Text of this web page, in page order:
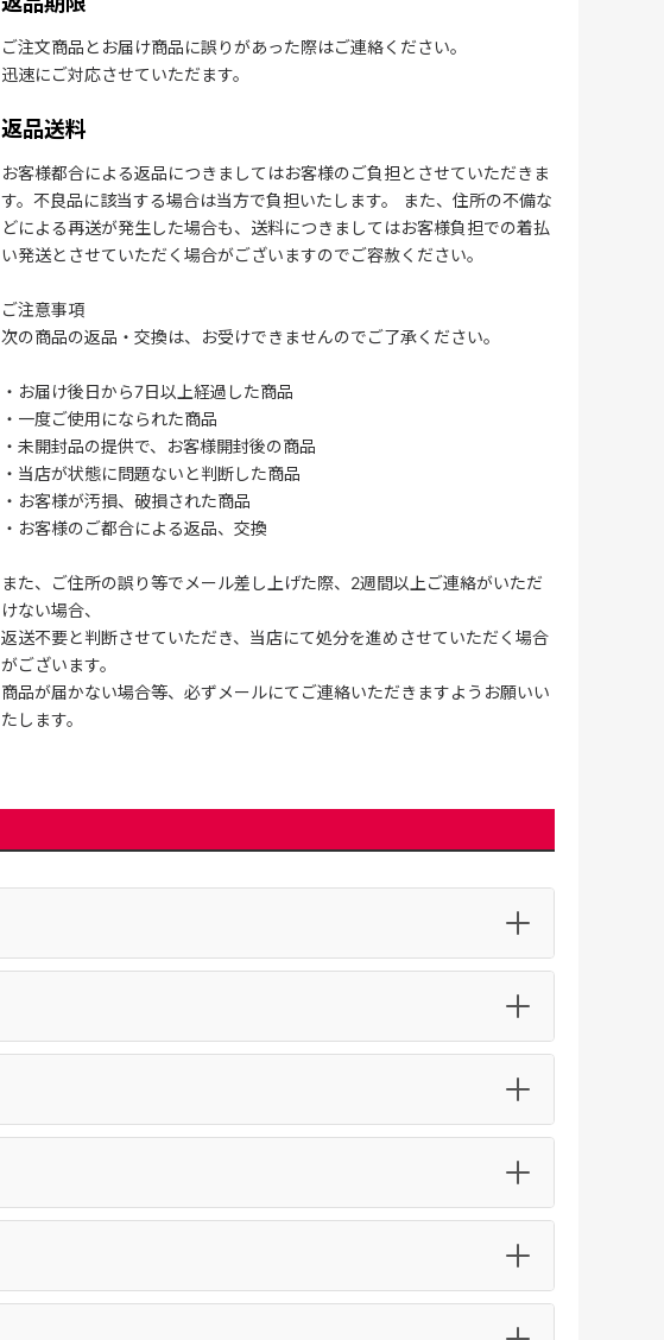
ご注文商品とお届け商品に誤りがあった際はご連絡ください。
迅速にご対応させていただます。
返品送料
お客様都合による返品につきましてはお客様のご負担とさせていただきま
す。不良品に該当する場合は当方で負担いたします。 また、住所の不備な
どによる再送が発生した場合も、送料につきましてはお客様負担での着払
い発送とさせていただく場合がございますのでご容赦ください。
ご注意事項
次の商品の返品・交換は、お受けできませんのでご了承ください。
・お届け後日から7日以上経過した商品
・一度ご使用になられた商品
・未開封品の提供で、お客様開封後の商品
・当店が状態に問題ないと判断した商品
・お客様が汚損、破損された商品
・お客様のご都合による返品、交換
また、ご住所の誤り等でメール差し上げた際、2週間以上ご連絡がいただ
けない場合、
返送不要と判断させていただき、当店にて処分を進めさせていただく場合
がございます。
商品が届かない場合等、必ずメールにてご連絡いただきますようお願いい
たします。